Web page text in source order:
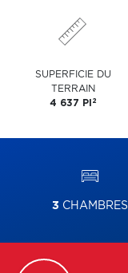
SUPERFICIE DU
TERRAIN
4 637 PI 2
3 CHAMBRES